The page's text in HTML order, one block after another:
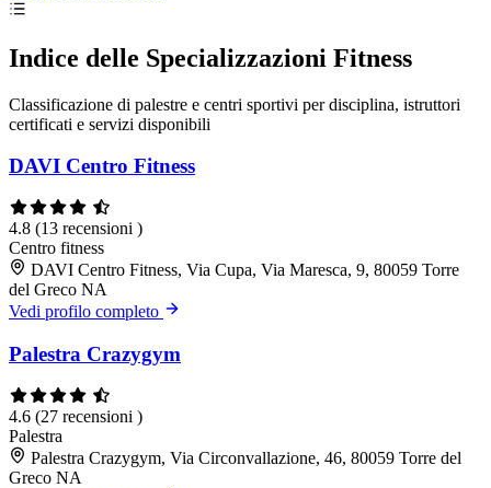
Indice delle Specializzazioni Fitness
Classificazione di palestre e centri sportivi per disciplina, istruttori
certificati e servizi disponibili
DAVI Centro Fitness
4.8 (13 recensioni )
Centro fitness
DAVI Centro Fitness, Via Cupa, Via Maresca, 9, 80059 Torre
del Greco NA
Vedi profilo completo
Palestra Crazygym
4.6 (27 recensioni )
Palestra
Palestra Crazygym, Via Circonvallazione, 46, 80059 Torre del
Greco NA